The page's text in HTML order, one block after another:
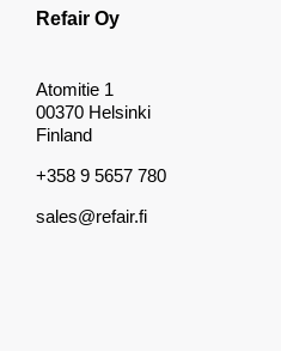
Refair Oy
Atomitie 1
00370 Helsinki
Finland
+358 9 5657 780
sales@refair.fi